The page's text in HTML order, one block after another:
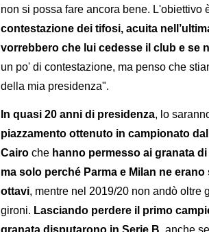
non si possa fare ancora bene. L'obiettivo
contestazione dei tifosi, acuita
vorrebbero che lui cedesse il club e se
un po' di contestazione, ma penso che
della mia presidenza".
In quasi 20 anni di presidenza, lo
piazzamento ottenuto in campionato
Cairo che hanno permesso ai granata
ma solo perché Parma e Milan ne
ottavi, mentre nel 2019/20 non andò oltre
gironi. Lasciando perdere il primo
granata disputarono in Serie B, anche